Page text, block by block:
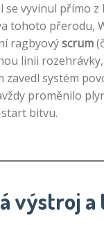
se vyvinul přímo
tohoto přerodu,
ragbyovýscrum
linii
zavedl systém
proměnilo
bitvu.
výstroj